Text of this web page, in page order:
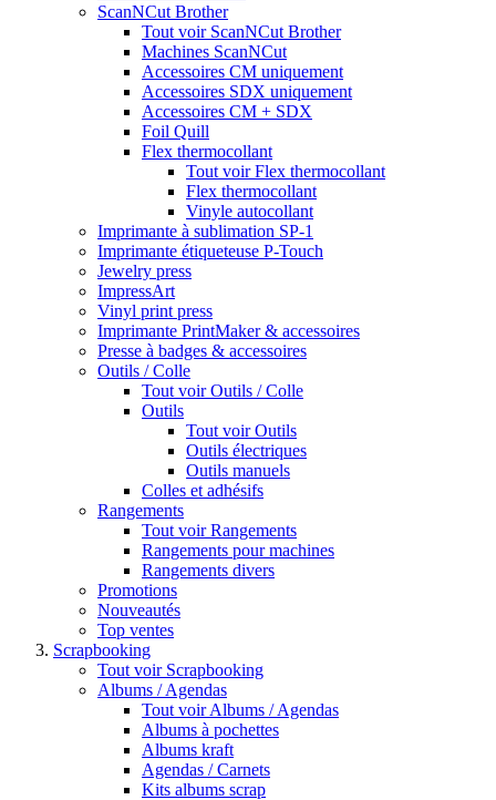
ScanNCut Brother
Tout voir ScanNCut Brother
Machines ScanNCut
Accessoires CM uniquement
Accessoires SDX uniquement
Accessoires CM + SDX
Foil Quill
Flex thermocollant
Tout voir Flex thermocollant
Flex thermocollant
Vinyle autocollant
Imprimante à sublimation SP-1
Imprimante étiqueteuse P-Touch
Jewelry press
ImpressArt
Vinyl print press
Imprimante PrintMaker & accessoires
Presse à badges & accessoires
Outils / Colle
Tout voir Outils / Colle
Outils
Tout voir Outils
Outils électriques
Outils manuels
Colles et adhésifs
Rangements
Tout voir Rangements
Rangements pour machines
Rangements divers
Promotions
Nouveautés
Top ventes
Scrapbooking
Tout voir Scrapbooking
Albums / Agendas
Tout voir Albums / Agendas
Albums à pochettes
Albums kraft
Agendas / Carnets
Kits albums scrap